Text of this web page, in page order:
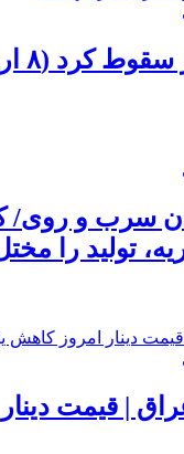
(۸ اردیبهشت)
سرب و روی/
تولید را
| قیمت دینار